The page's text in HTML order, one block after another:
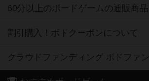
60分以上のボードゲームの通販商品
割引購入！ボドクーポンについて
クラウドファンディング ボドファン